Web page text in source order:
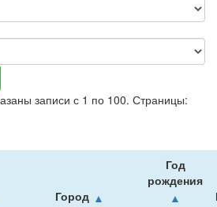
записи с 1 по 100. Страницы:
Город ▲
Год
рождения
▲